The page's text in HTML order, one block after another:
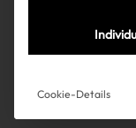
Über
Cookie-Details